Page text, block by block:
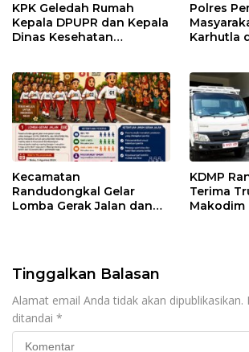
KPK Geledah Rumah
Kepala DPUPR dan Kepala
Dinas Kesehatan
Polres
Karhutla
Kecamatan
Randudongkal Gelar
Lomba Gerak Jalan dan
KDMP
Terima
Makodim
Tinggalkan Balasan
Alamat email Anda tidak akan dipublikasikan.
ditandai *